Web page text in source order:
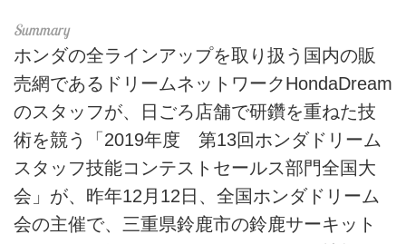
ホンダの全ラインアップを取り扱う国内の販
売網であるドリームネットワークHondaDream
のスタッフが、日ごろ店舗で研鑽を重ねた技
術を競う「2019年度 第13回ホンダドリーム
スタッフ技能コンテストセールス部門全国大
会」が、昨年12月12日、全国ホンダドリーム
会の主催で、三重県鈴鹿市の鈴鹿サーキット